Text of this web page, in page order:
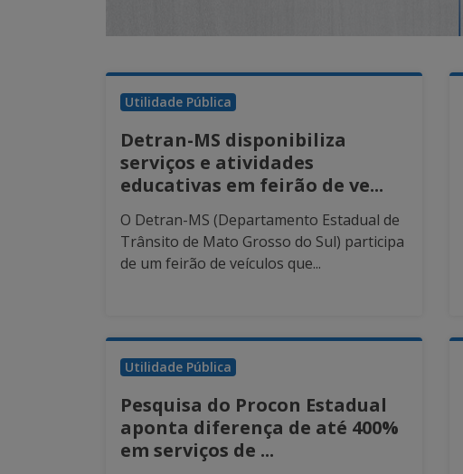
Utilidade Pública
Detran-MS disponibiliza
serviços e atividades
educativas em feirão de ve...
O Detran-MS (Departamento Estadual de
Trânsito de Mato Grosso do Sul) participa
de um feirão de veículos que...
Utilidade Pública
Pesquisa do Procon Estadual
aponta diferença de até 400%
em serviços de ...